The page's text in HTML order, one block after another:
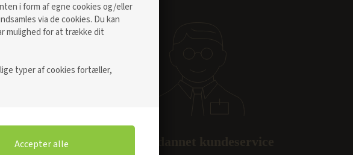
i form af egne cookies og/eller
via de cookies. Du kan
mulighed for at trække dit
typer af cookies fortæller,